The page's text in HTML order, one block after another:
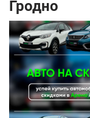
Гродно